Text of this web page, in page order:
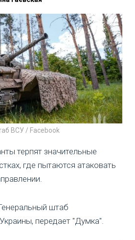
ВСУ / Facebook
терпят значительные
где пытаются атаковать
штаб
передает "Думка".